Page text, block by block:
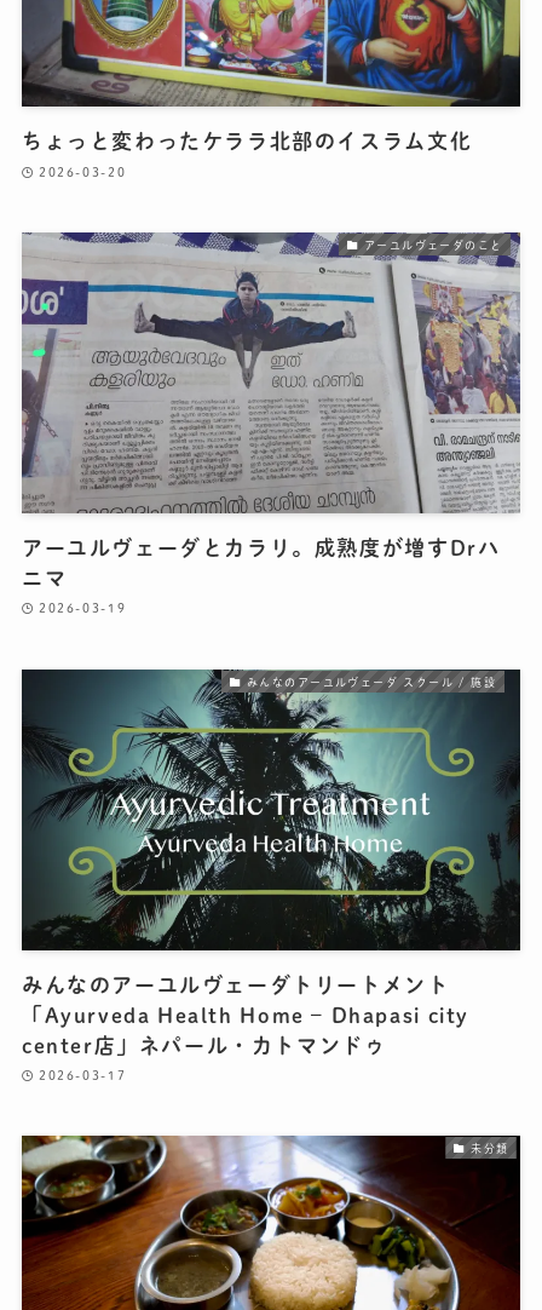
ちょっと変わったケララ北部のイスラム文化
2026-03-20
アーユルヴェーダのこと
アーユルヴェーダとカラリ。成熟度が増すDrハ
ニマ
2026-03-19
みんなのアーユルヴェーダ スクール / 施設
みんなのアーユルヴェーダトリートメント
「Ayurveda Health Home – Dhapasi city
center店」ネパール・カトマンドゥ
2026-03-17
未分類